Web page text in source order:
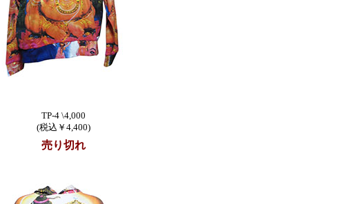
TP-4 \4,000
(税込￥4,400)
売り切れ